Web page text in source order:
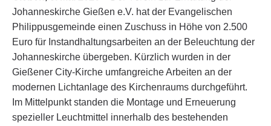
Johanneskirche Gießen e.V. hat der Evangelischen
Philippusgemeinde einen Zuschuss in Höhe von 2.500
Euro für Instandhaltungsarbeiten an der Beleuchtung der
Johanneskirche übergeben. Kürzlich wurden in der
Gießener City-Kirche umfangreiche Arbeiten an der
modernen Lichtanlage des Kirchenraums durchgeführt.
Im Mittelpunkt standen die Montage und Erneuerung
spezieller Leuchtmittel innerhalb des bestehenden